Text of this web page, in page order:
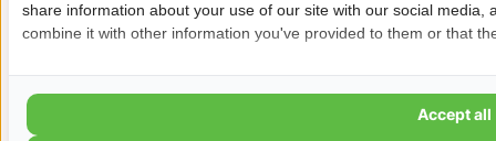
share information about your use of our site with our social
combine it with other information you've provided to them or that
Accept all